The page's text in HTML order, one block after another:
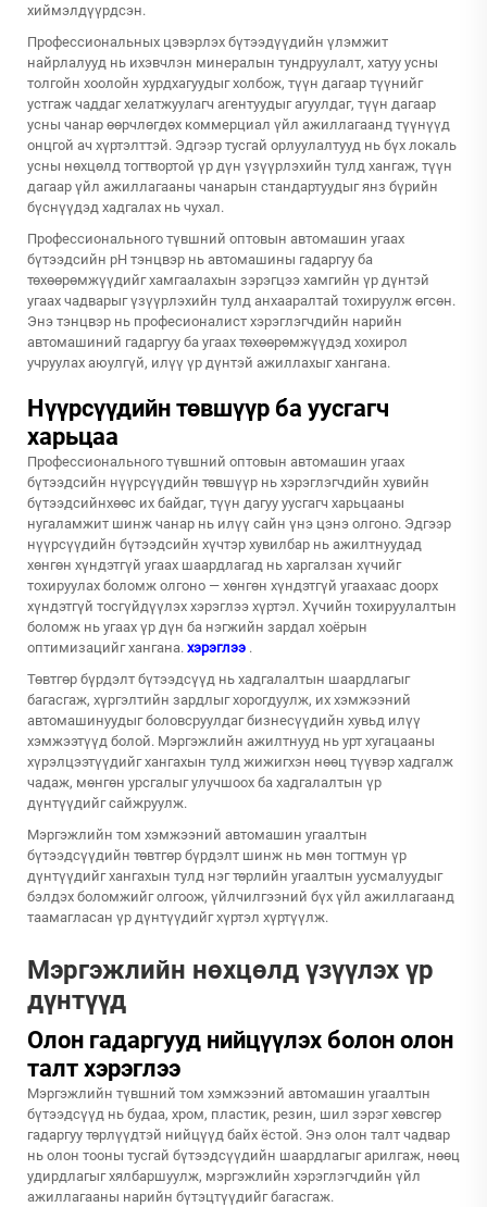
хиймэлдүүрдсэн.
Профессиональных цэвэрлэх бүтээдүүдийн үлэмжит
найрлалууд нь ихэвчлэн минералын тундруулалт, хатуу усны
толгойн хоолойн хурдхагуудыг холбож, түүн дагаар түүнийг
устгаж чаддаг хелатжуулагч агентуудыг агуулдаг, түүн дагаар
усны чанар өөрчлөгдөх коммерциал үйл ажиллагаанд түүнүүд
онцгой ач хүртэлттэй. Эдгээр тусгай орлуулалтууд нь бүх локаль
усны нөхцөлд тогтвортой үр дүн үзүүрлэхийн тулд хангаж, түүн
дагаар үйл ажиллагааны чанарын стандартуудыг янз бүрийн
бүснүүдэд хадгалах нь чухал.
Профессионального түвшний оптовын автомашин угаах
бүтээдсийн pH тэнцвэр нь автомашины гадаргуу ба
төхөөрөмжүүдийг хамгаалахын зэрэгцээ хамгийн үр дүнтэй
угаах чадварыг үзүүрлэхийн тулд анхааралтай тохируулж өгсөн.
Энэ тэнцвэр нь професионалист хэрэглэгчдийн нарийн
автомашиний гадаргуу ба угаах төхөөрөмжүүдэд хохирол
учруулах аюулгүй, илүү үр дүнтэй ажиллахыг хангана.
Нүүрсүүдийн төвшүүр ба уусгагч
харьцаа
Профессионального түвшний оптовын автомашин угаах
бүтээдсийн нүүрсүүдийн төвшүүр нь хэрэглэгчдийн хувийн
бүтээдсийнхөөс их байдаг, түүн дагуу уусгагч харьцааны
нугаламжит шинж чанар нь илүү сайн үнэ цэнэ олгоно. Эдгээр
нүүрсүүдийн бүтээдсийн хүчтэр хувилбар нь ажилтнуудад
хөнгөн хүндэтгүй угаах шаардлагад нь харгалзан хүчийг
тохируулах боломж олгоно — хөнгөн хүндэтгүй угаахаас доорх
хүндэтгүй тосгүйдүүлэх хэрэглээ хүртэл. Хүчийн тохируулалтын
боломж нь угаах үр дүн ба нэгжийн зардал хоёрын
оптимизацийг хангана. хэрэглээ .
Төвтгөр бүрдэлт бүтээдсүүд нь хадгалалтын шаардлагыг
багасгаж, хүргэлтийн зардлыг хорогдуулж, их хэмжээний
автомашинуудыг боловсруулдаг бизнесүүдийн хувьд илүү
хэмжээтүүд болой. Мэргэжлийн ажилтнууд нь урт хугацааны
хүрэлцээтүүдийг хангахын тулд жижигхэн нөөц түүвэр хадгалж
чадаж, мөнгөн урсгалыг улучшоох ба хадгалалтын үр
дүнтүүдийг сайжруулж.
Мэргэжлийн том хэмжээний автомашин угаалтын
бүтээдсүүдийн төвтгөр бүрдэлт шинж нь мөн тогтмун үр
дүнтүүдийг хангахын тулд нэг төрлийн угаалтын уусмалуудыг
бэлдэх боломжийг олгоож, үйлчилгээний бүх үйл ажиллагаанд
таамагласан үр дүнтүүдийг хүртэл хүртүүлж.
Мэргэжлийн нөхцөлд үзүүлэх үр
дүнтүүд
Олон гадаргууд нийцүүлэх болон олон
талт хэрэглээ
Мэргэжлийн түвшний том хэмжээний автомашин угаалтын
бүтээдсүүд нь будаа, хром, пластик, резин, шил зэрэг хөвсгөр
гадаргуу төрлүүдтэй нийцүүд байх ёстой. Энэ олон талт чадвар
нь олон тооны тусгай бүтээдсүүдийн шаардлагыг арилгаж, нөөц
удирдлагыг хялбаршуулж, мэргэжлийн хэрэглэгчдийн үйл
ажиллагааны нарийн бүтэцтүүдийг багасгаж.